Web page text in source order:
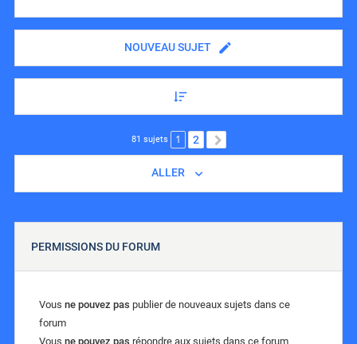
NOUVEAU SUJET
81 sujets 1 2
ALLER
PERMISSIONS DU FORUM
Vous ne pouvez pas publier de nouveaux sujets dans ce
forum
Vous ne pouvez pas répondre aux sujets dans ce forum